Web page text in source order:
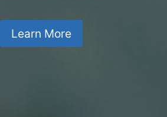
Learn More